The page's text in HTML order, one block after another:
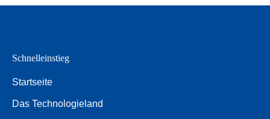
Schnelleinstieg
Startseite
Das Technologieland